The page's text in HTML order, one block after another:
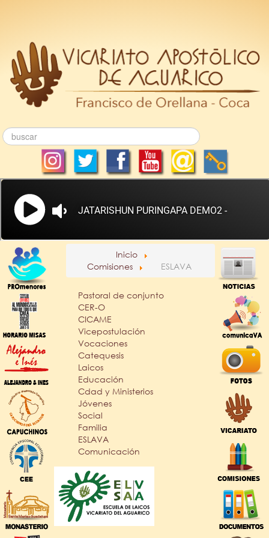
Inicio
Comisiones
ESLAVA
Pastoral de conjunto
CER-O
CICAME
Vicepostulación
Vocaciones
Catequesis
Laicos
Educación
Cdad y Ministerios
Jóvenes
Social
Familia
ESLAVA
Comunicación